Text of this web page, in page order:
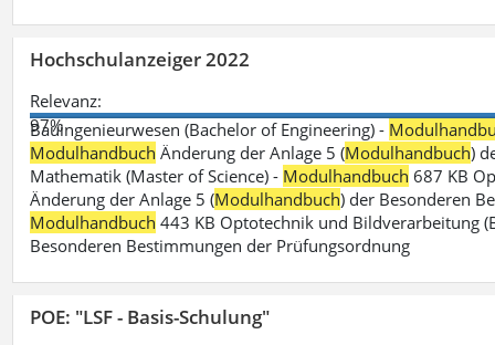
Hochschulanzeiger 2022
Relevanz:
97%
Bauingenieurwesen (Bachelor of Engineering) -
Modulhandbuch Änderung der Anlage 5 (Modulhandbuch)
Mathematik (Master of Science) - Modulhandbuch 687 KB
Änderung der Anlage 5 (Modulhandbuch) der Besonderen
Modulhandbuch 443 KB Optotechnik und Bildverarbeitung
Besonderen Bestimmungen der Prüfungsordnung
POE: "LSF - Basis-Schulung"